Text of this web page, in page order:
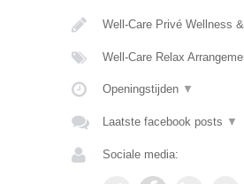
Well-Care Privé Wellness
Well-Care Relax
Openingstijden ▼
Laatste facebook posts ▼
Sociale media: